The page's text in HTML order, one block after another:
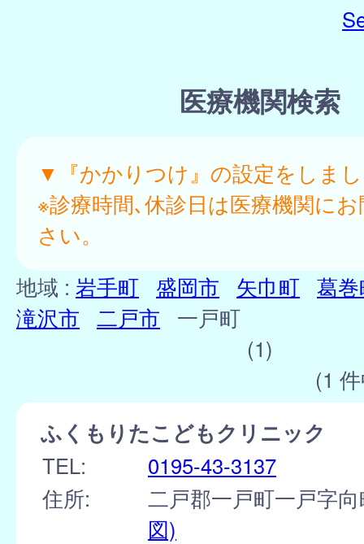
医療機関検索
▼『かかりつけ』の設定をしま
※診療時間､休診日は医療機関に
さい。
地域 : 岩手町 盛岡市 矢巾町 葛
滝沢市
二戸市 一戸町
(1)
(1
ふくもりたこどもクリニック
TEL:
0195-43-3137
住所:
二戸郡一戸町一戸字
図)